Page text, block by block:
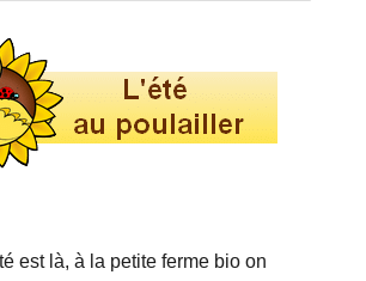
est là, à la petite ferme bio on